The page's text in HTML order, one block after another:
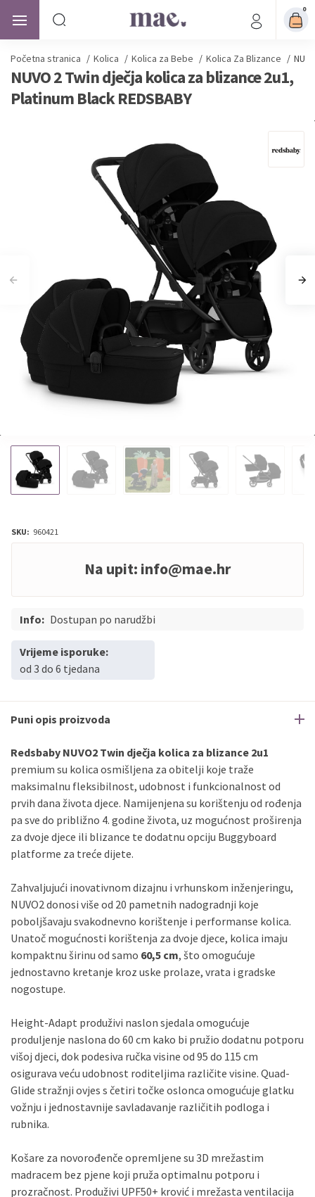
0
Početna stranica / Kolica / Kolica za Bebe / Kolica Za Blizance /
NUVO 2 Twin dječja kolica za blizance 2u1,
Platinum Black REDSBABY
SKU: 960421
Na upit: info@mae.hr
Info: Dostupan po narudžbi
Vrijeme isporuke:
od 3 do 6 tjedana
Puni opis proizvoda
Redsbaby NUVO2 Twin dječja kolica za blizance 2u1
premium su kolica osmišljena za obitelji koje traže
maksimalnu fleksibilnost, udobnost i funkcionalnost od
prvih dana života djece. Namijenjena su korištenju od rođenja
pa sve do približno 4. godine života, uz mogućnost proširenja
za dvoje djece ili blizance te dodatnu opciju Buggyboard
platforme za treće dijete.
Zahvaljujući inovativnom dizajnu i vrhunskom inženjeringu,
NUVO2 donosi više od 20 pametnih nadogradnji koje
poboljšavaju svakodnevno korištenje i performanse kolica.
Unatoč mogućnosti korištenja za dvoje djece, kolica imaju
kompaktnu širinu od samo 60,5 cm, što omogućuje
jednostavno kretanje kroz uske prolaze, vrata i gradske
nogostupe.
Height-Adapt produživi naslon sjedala omogućuje
produljenje naslona do 60 cm kako bi pružio dodatnu potporu
višoj djeci, dok podesiva ručka visine od 95 do 115 cm
osigurava veću udobnost roditeljima različite visine. Quad-
Glide stražnji ovjes s četiri točke oslonca omogućuje glatku
vožnju i jednostavnije savladavanje različitih podloga i
rubnika.
Košare za novorođenče opremljene su 3D mrežastim
madracem bez pjene koji pruža optimalnu potporu i
prozračnost. Produživi UPF50+ krović i mrežasta ventilacija